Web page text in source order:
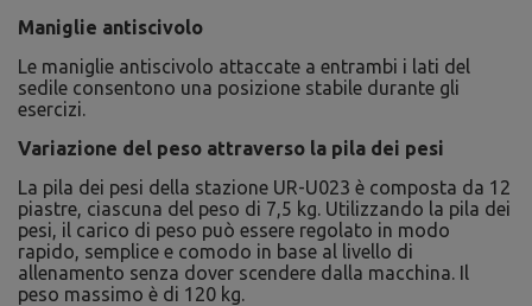
Maniglie antiscivolo
Le maniglie antiscivolo attaccate a entrambi i lati del
sedile consentono una posizione stabile durante gli
esercizi.
Variazione del peso attraverso la pila dei pesi
La pila dei pesi della stazione UR-U023 è composta da 12
piastre, ciascuna del peso di 7,5 kg. Utilizzando la pila dei
pesi, il carico di peso può essere regolato in modo
rapido, semplice e comodo in base al livello di
allenamento senza dover scendere dalla macchina. Il
peso massimo è di 120 kg.